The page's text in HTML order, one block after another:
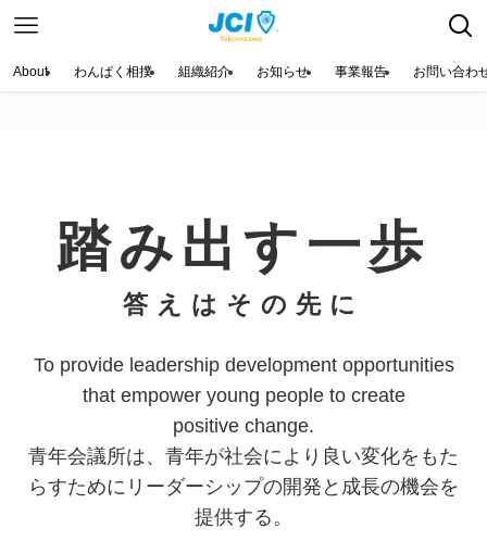
About わんぱく相撲 組織紹介 お知らせ 事業報告 お問い合わ
踏み出す一歩
答えはその先に
To provide leadership development opportunities
that empower young people to create
positive change.
青年会議所は、青年が社会により良い変化をもた
らすためにリーダーシップの開発と成長の機会を
提供する。